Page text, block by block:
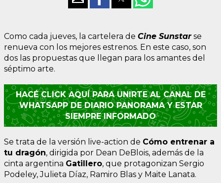
Como cada jueves, la cartelera de Cine Sunstarse
renueva con los mejores estrenos. En este caso, son
dos las propuestas que llegan para los amantes del
séptimo arte.
HACÉ CLICK AQUÍ PARA UNIRTE AL CANAL DE
WHATSAPP DE DIARIO PANORAMA Y ESTAR
SIEMPRE INFORMADO
Se trata de la versión live-action de Cómo entrenar a
tu dragón, dirigida por Dean DeBlois, además de la
cinta argentina Gatillero, que protagonizan Sergio
Podeley, Julieta Díaz, Ramiro Blas y Maite Lanata.